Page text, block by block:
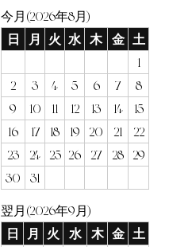
今月(2026年8月)
日
月 火 水 木 金 土
1
2
3 4 5 6 7
8
9
10 11 12 13 14
15
16
17 18 19 20 21
22
23
24 25 26 27 28
29
30
31
翌月(2026年9月)
日
月 火 水 木 金 土